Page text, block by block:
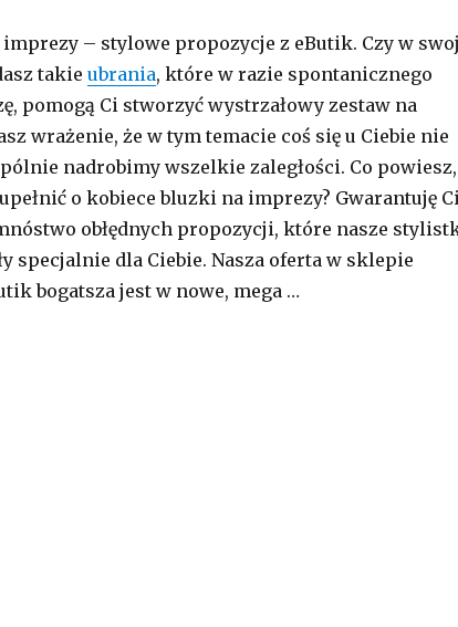
– stylowe propozycje z eButik. Czy w
takie ubrania, które w razie spontanicznego
pomogą Ci stworzyć wystrzałowy zestaw na
wrażenie, że w tym temacie coś się u Ciebie nie
nadrobimy wszelkie zaległości. Co powiesz,
o kobiece bluzki na imprezy? Gwarantuję
obłędnych propozycji, które nasze
specjalnie dla Ciebie. Nasza oferta w sklepie
bogatsza jest w nowe, mega …